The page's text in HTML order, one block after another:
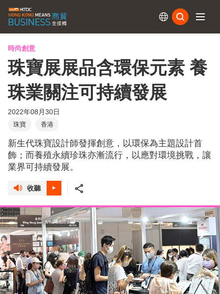
時尚創意
珠寶展展品含環保元素 養
珠業關注可持續發展
2022年08月30日
珠寶 香港
新生代珠寶設計師發揮創意，以環保為主題設計首
飾；而養殖永續珍珠亦漸流行，以應對環境挑戰，讓
業界可持續發展。
收聽